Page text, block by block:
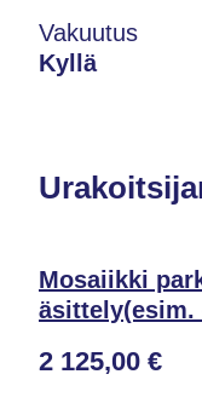
Vakuutus
Kyllä
Mosaiikki
äsittely(esim.
2 125,00 €